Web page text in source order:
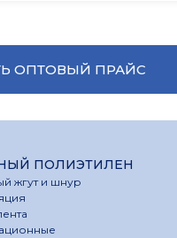
ОПТОВЫЙ ПРАЙС
ПОЛИЭТИЛЕН
жгут и шнур